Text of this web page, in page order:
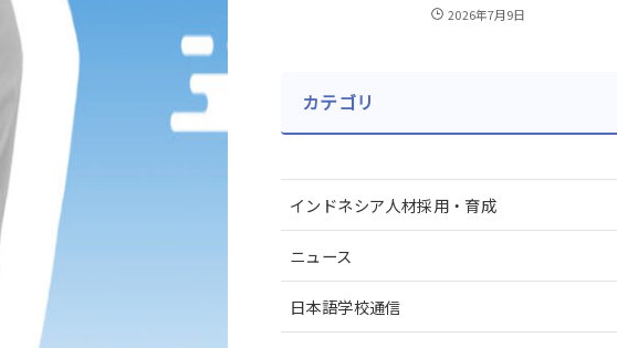
2026年7月9日
カテゴリ
インドネシア人材採用・育成
ニュース
日本語学校通信